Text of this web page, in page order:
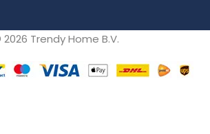
Trendy Home B.V.